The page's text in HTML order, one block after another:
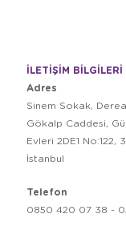
İLETİŞİM BİLGİLERİ
Adres
Sinem Sokak,
Gökalp Caddesi,
Evleri 2DE1
İstanbul
Telefon
0850 420 07 38 -